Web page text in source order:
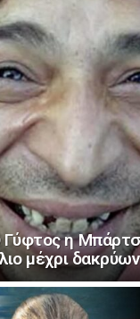
η
μέχρι δακρύων